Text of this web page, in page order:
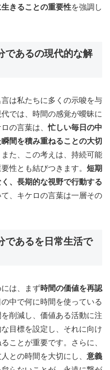
きることの重要性を強調し
であるの現代的な解
は私たちに多くの示唆を与
では、時間の感覚が曖昧に
の言葉は、忙しい毎日の中
間を積み重ねることの大切
た、この考えは、持続可能
性とも結びつきます。 短期
、長期的な視野で行動する
、キケロの言葉は一層その
であるを日常生活で
は、まず時間の価値を再認
中で何に時間を使っている
削減し、価値ある活動に注
目標を設定し、それに向け
ことが重要です。さらに、
との時間を大切にし、 意義